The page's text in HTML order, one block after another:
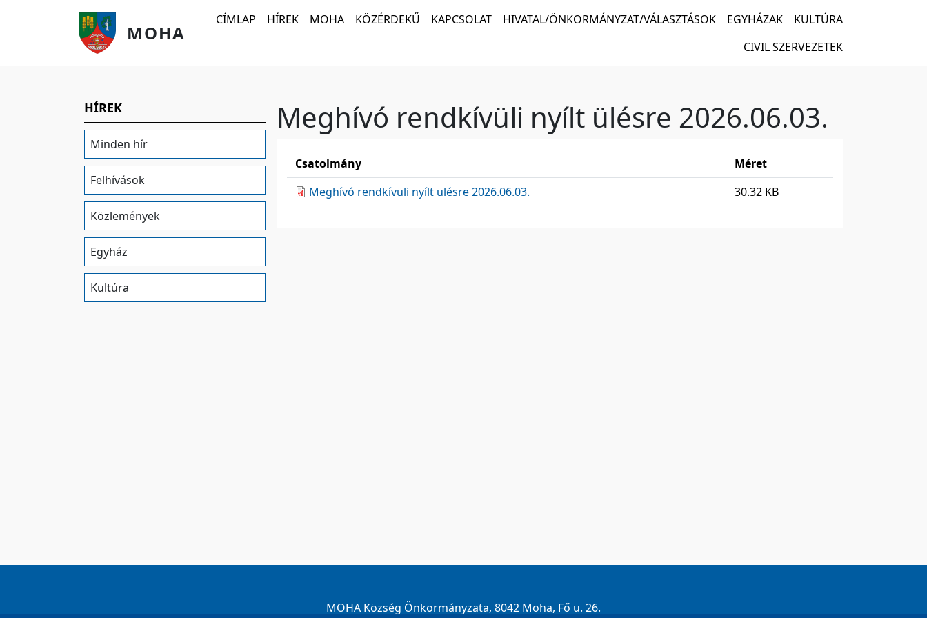
MOHA
Fő navigáció
CÍMLAP HÍREK MOHA KÖZÉRDEKŰ KAPCSOLAT HIVATAL/ÖNKORMÁNYZAT/VÁLASZTÁSOK EGYHÁZAK
KULTÚRA
CIVIL SZERVEZETEK
HÍREK
Minden hír
Felhívások
Közlemények
Egyház
Kultúra
Meghívó rendkívüli nyílt ülésre 2026.06.03.
Csatolmány
Méret
Meghívó rendkívüli nyílt ülésre 2026.06.03.
30.32 KB
MOHA Község Önkormányzata, 8042 Moha, Fő u. 26.